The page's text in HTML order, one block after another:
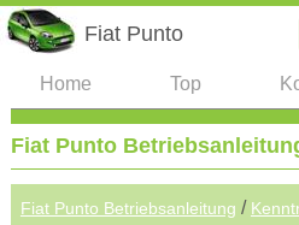
Fiat Punto
Home Top
Fiat Punto
Fiat Punto Betriebsanleitung /